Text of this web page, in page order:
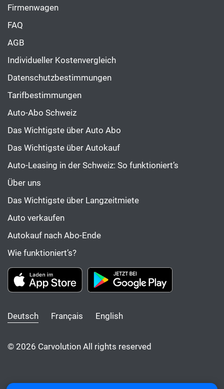
Firmenwagen
FAQ
AGB
Individueller Kostenvergleich
Datenschutzbestimmungen
Tarifbestimmungen
Auto-Abo Schweiz
Das Wichtigste über Auto Abo
Das Wichtigste über Autokauf
Auto-Leasing in der Schweiz: So funktioniert’s
Über uns
Das Wichtigste über Langzeitmiete
Auto verkaufen
Autokauf nach Abo-Ende
Wie funktioniert’s?
Deutsch Français English
© 2026 Carvolution All rights reserved